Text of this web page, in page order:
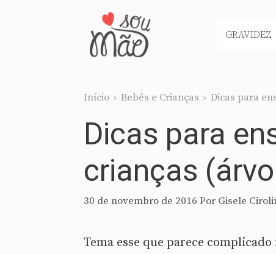
GRAVIDEZ
Início › Bebês e Crianças › Dicas para
Dicas para
crianças
30 de novembro de 2016 Por Gisele
Tema esse que parece